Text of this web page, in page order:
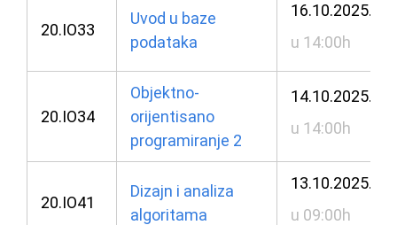
20.IO33
Uvod u baze
podataka
16.10.2025.
u 14:00h
20.IO34
Objektno-
orijentisano
programiranje 2
14.10.2025.
u 14:00h
20.IO41
Dizajn i analiza
algoritama
13.10.2025.
u 09:00h